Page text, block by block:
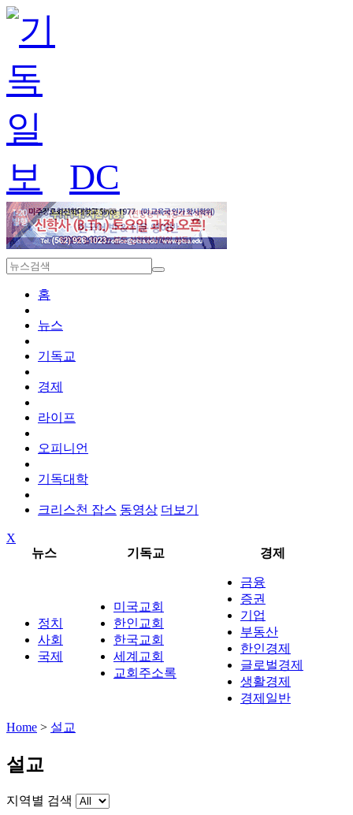
DC
홈
뉴스
기독교
경제
라이프
오피니언
기독대학
크리스천 잡스 동영상 더보기
X
뉴스
기독교 경제
정치
사회
국제
미국교회
한인교회
한국교회
세계교회
교회주소록
금융
증권
기업
부동산
한인경제
글로벌경제
생활경제
경제일반
Home > 설교
설교
지역별 검색